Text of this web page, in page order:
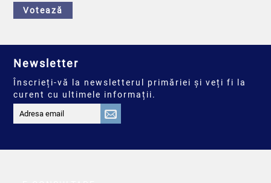
Votează
Newsletter
Înscrieți-vă la newsletterul primăriei și veți fi la
curent cu ultimele informații.